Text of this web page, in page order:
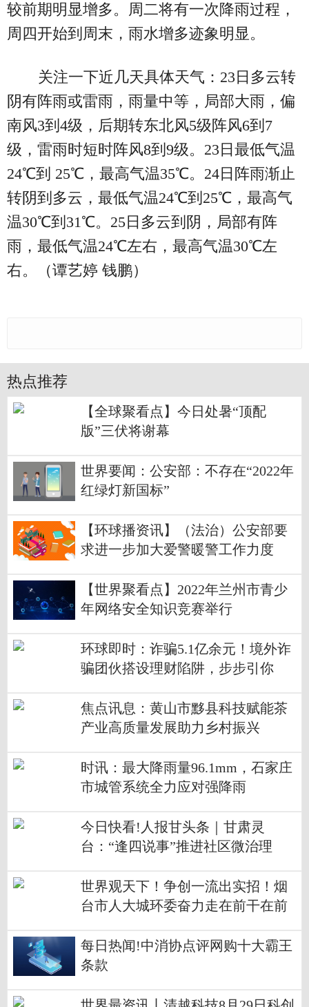
较前期明显增多。周二将有一次降雨过程，
周四开始到周末，雨水增多迹象明显。
关注一下近几天具体天气：23日多云转
阴有阵雨或雷雨，雨量中等，局部大雨，偏
南风3到4级，后期转东北风5级阵风6到7
级，雷雨时短时阵风8到9级。23日最低气温
24℃到 25℃，最高气温35℃。24日阵雨渐止
转阴到多云，最低气温24℃到25℃，最高气
温30℃到31℃。25日多云到阴，局部有阵
雨，最低气温24℃左右，最高气温30℃左
右。（谭艺婷 钱鹏）
热点推荐
【全球聚看点】今日处暑“顶配
版”三伏将谢幕
世界要闻：公安部：不存在“2022年
红绿灯新国标”
【环球播资讯】（法治）公安部要
求进一步加大爱警暖警工作力度
【世界聚看点】2022年兰州市青少
年网络安全知识竞赛举行
环球即时：诈骗5.1亿余元！境外诈
骗团伙搭设理财陷阱，步步引你
焦点讯息：黄山市黟县科技赋能茶
产业高质量发展助力乡村振兴
时讯：最大降雨量96.1mm，石家庄
市城管系统全力应对强降雨
今日快看!人报甘头条｜甘肃灵
台：“逢四说事”推进社区微治理
世界观天下！争创一流出实招！烟
台市人大城环委奋力走在前干在前
每日热闻!中消协点评网购十大霸王
条款